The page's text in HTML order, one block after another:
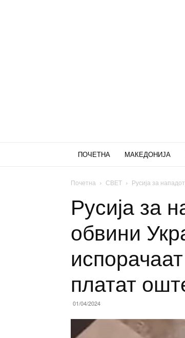
ПОЧЕТНА МАКЕДОНИЈА
Почетна СВЕТ Русија за
Русија за
обвини
платат
01/04/2024